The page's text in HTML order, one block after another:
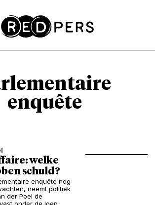
enquête
welke
schuld?
enquête nog
neemt politiek
der Poel de